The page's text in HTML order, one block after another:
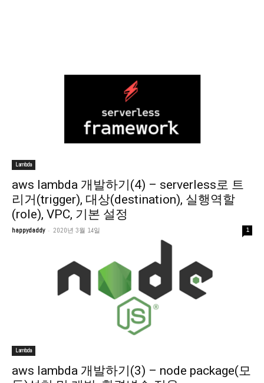
Lambda
aws lambda 개발하기(4) – serverless로 트
리거(trigger), 대상(destination), 실행역할
(role), VPC, 기본 설정
happydaddy - 2020년 3월 14일 1
Lambda
aws lambda 개발하기(3) – node package(모